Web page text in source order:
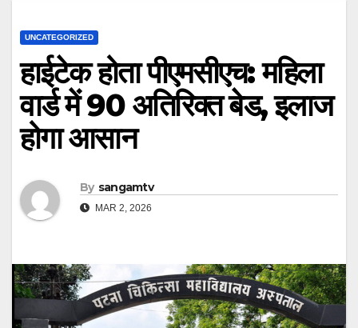
UNCATEGORIZED
हाईटेक होता पीएमसीएच: महिला
वार्ड में 90 अतिरिक्त बेड, इलाज
होगा आसान
By sangamtv
MAR 2, 2026